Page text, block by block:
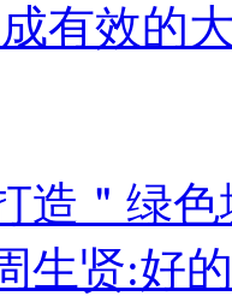
有效的
造＂绿
生贤:好